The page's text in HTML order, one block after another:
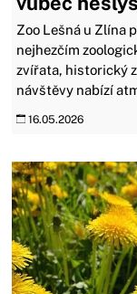
Zoo Lešná u Zlína
nejhezčím
zvířata, historický
návštěvy nabízí
16.05.2026